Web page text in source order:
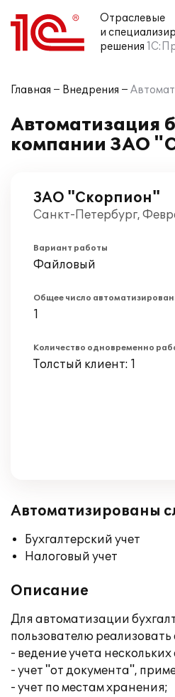
Отраслевые
и
решения
Главная Внедрения
Автоматизация
компании ЗАО
ЗАО "Скорпион"
Санкт-Петербург,
Вариант работы
Файловый
Общее число
1
Количество одновременно
Толстый клиент: 1
Автоматизированы
Бухгалтерский учет
Налоговый учет
Описание
Для автоматизации
пользователю
- ведение учета
- учет "от документа",
- учет по местам хранения;